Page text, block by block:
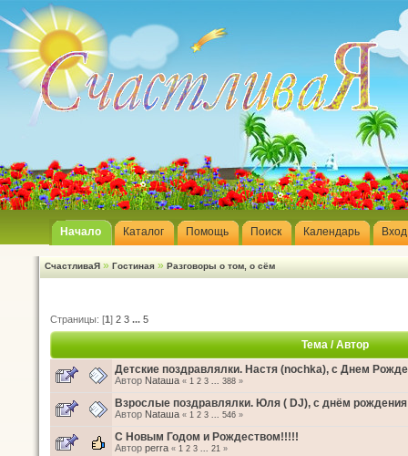
Начало Каталог Помощь Поиск Календарь Вход
СчастливаЯ » Гостиная » Разговоры о том, о сём
Страницы: [1] 2 3 ... 5
Тема/Автор
Детские поздравлялки. Настя (nochka), с Днем
Автор Nataшa « 1 2 3 ... 388 »
Взрослые поздравлялки. Юля ( DJ), с днём
Автор Nataшa « 1 2 3 ... 546 »
С Новым Годом и Рождеством!!!!!
Автор perra « 1 2 3 ... 21 »